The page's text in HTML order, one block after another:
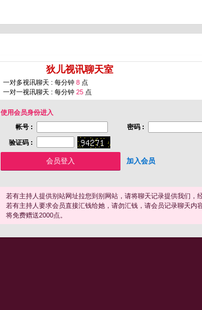
狄儿视讯聊天室
一对多视讯聊天 : 每分钟 8 点
一对一视讯聊天 : 每分钟 25 点
使用会员身份进入
帐号 :
密码 :
验证码 :
加入会员
若有主持人提供别站网址拉您到别网站，请将聊天记录提供我们，
若有主持人要求会员直接汇钱给她，请勿汇钱，请会员记录聊天
将免费赠送2000点。